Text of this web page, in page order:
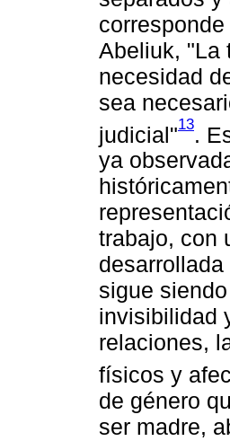
Abeliuk, "La
necesidad
sea
judicial"13.
ya
trabajo, con
sigue
invisibilidad
relaciones,
físicos y
de género
ser madre,